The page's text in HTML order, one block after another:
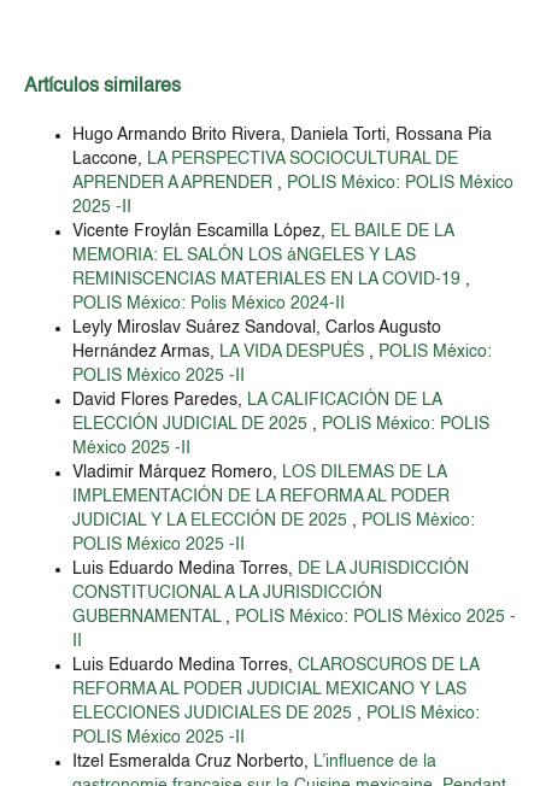
Artículos similares
Hugo Armando Brito Rivera, Daniela Torti, Rossana Pia
Laccone, LA PERSPECTIVA SOCIOCULTURAL DE
APRENDER A APRENDER , POLIS México: POLIS México
2025 -II
Vicente Froylán Escamilla López, EL BAILE DE LA
MEMORIA: EL SALÓN LOS áNGELES Y LAS
REMINISCENCIAS MATERIALES EN LA COVID-19 ,
POLIS México: Polis México 2024-II
Leyly Miroslav Suárez Sandoval, Carlos Augusto
Hernández Armas, LA VIDA DESPUÉS , POLIS México:
POLIS México 2025 -II
David Flores Paredes, LA CALIFICACIÓN DE LA
ELECCIÓN JUDICIAL DE 2025 , POLIS México: POLIS
México 2025 -II
Vladimir Márquez Romero, LOS DILEMAS DE LA
IMPLEMENTACIÓN DE LA REFORMA AL PODER
JUDICIAL Y LA ELECCIÓN DE 2025 , POLIS México:
POLIS México 2025 -II
Luis Eduardo Medina Torres, DE LA JURISDICCIÓN
CONSTITUCIONAL A LA JURISDICCIÓN
GUBERNAMENTAL , POLIS México: POLIS México 2025 -
Luis Eduardo Medina Torres, CLAROSCUROS DE LA
REFORMA AL PODER JUDICIAL MEXICANO Y LAS
ELECCIONES JUDICIALES DE 2025 , POLIS México:
POLIS México 2025 -II
Itzel Esmeralda Cruz Norberto, L’influence de la